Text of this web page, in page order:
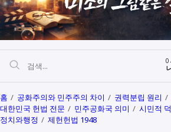
자본과 예산
0
홈 공화주의와 민주주의 차이 권력분립 원리
대한민국 헌법 전문
민주공화국 의미 시민적 덕
정치와행정
제헌헌법 1948